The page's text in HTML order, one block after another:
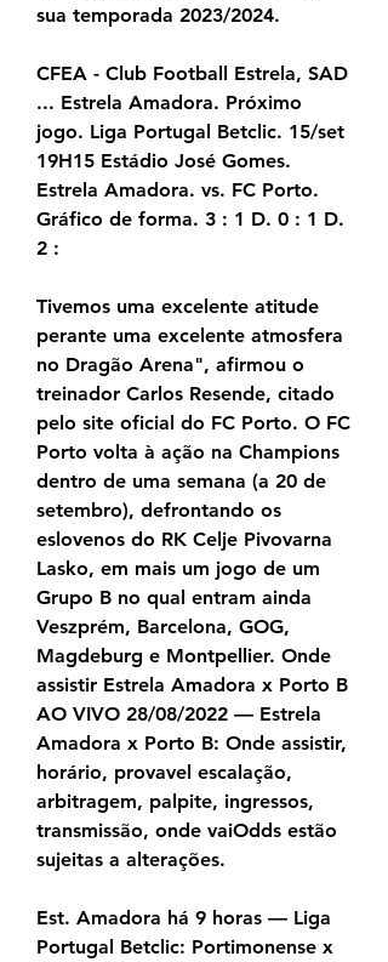
sua temporada 2023/2024.
CFEA - Club Football Estrela, SAD
... Estrela Amadora. Próximo
jogo. Liga Portugal Betclic. 15/set
19H15 Estádio José Gomes.
Estrela Amadora. vs. FC Porto.
Gráfico de forma. 3 : 1 D. 0 : 1 D.
2 :
Tivemos uma excelente atitude
perante uma excelente atmosfera
no Dragão Arena", afirmou o
treinador Carlos Resende, citado
pelo site oficial do FC Porto. O FC
Porto volta à ação na Champions
dentro de uma semana (a 20 de
setembro), defrontando os
eslovenos do RK Celje Pivovarna
Lasko, em mais um jogo de um
Grupo B no qual entram ainda
Veszprém, Barcelona, GOG,
Magdeburg e Montpellier. Onde
assistir Estrela Amadora x Porto B
AO VIVO 28/08/2022 — Estrela
Amadora x Porto B: Onde assistir,
horário, provavel escalação,
arbitragem, palpite, ingressos,
transmissão, onde vaiOdds estão
sujeitas a alterações.
Est. Amadora há 9 horas — Liga
Portugal Betclic: Portimonense x